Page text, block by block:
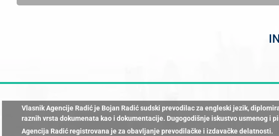
Vlasnik Agencije Radić je Bojan Radić sudski prevodilac za engleski jezik,
raznih vrsta dokumenata kao i dokumentacije. Dugogodišnje iskustvo usmenog i
Agencija Radić registrovana je za obavljanje prevodilačke i izdavačke delatnosti.